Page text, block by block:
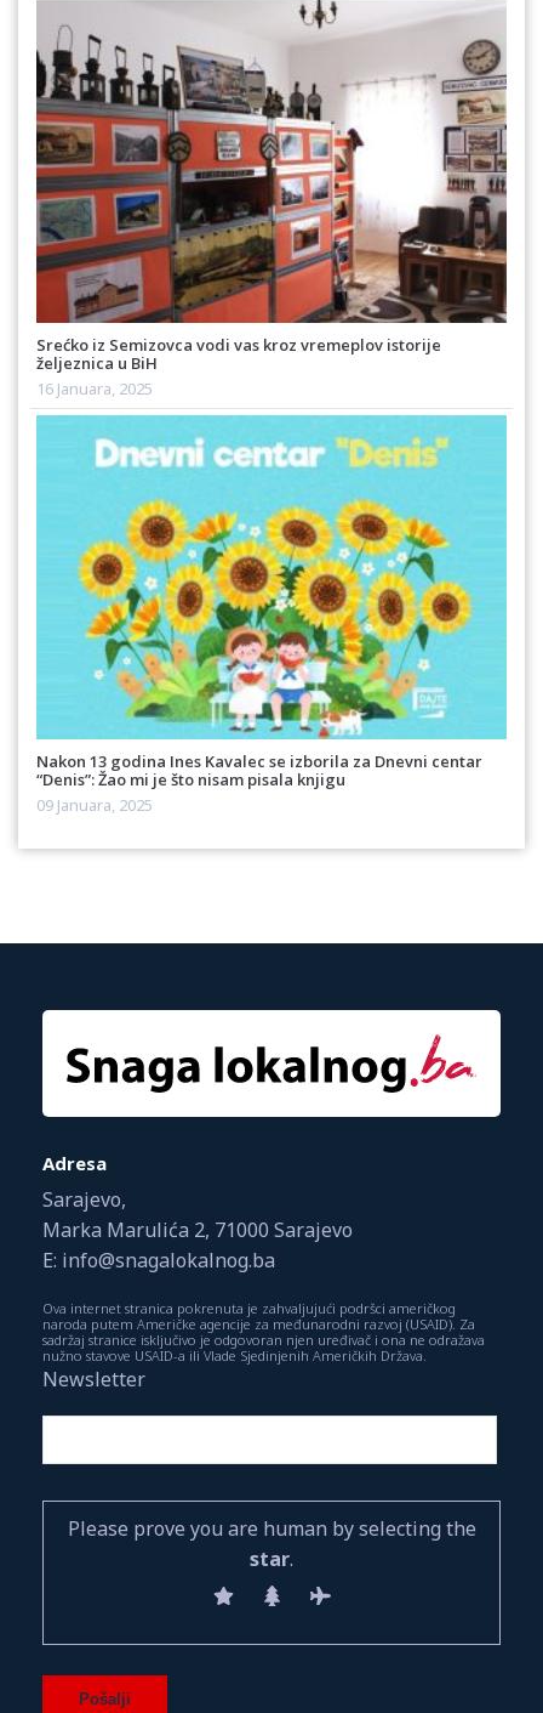
Srećko iz Semizovca vodi vas kroz vremeplov istorije
željeznica u BiH
16 Januara, 2025
Nakon 13 godina Ines Kavalec se izborila za Dnevni centar
“Denis”: Žao mi je što nisam pisala knjigu
09 Januara, 2025
Adresa
Sarajevo,
Marka Marulića 2, 71000 Sarajevo
E: info@snagalokalnog.ba
Ova internet stranica pokrenuta je zahvaljujući podršci američkog
naroda putem Američke agencije za međunarodni razvoj (USAID). Za
sadržaj stranice isključivo je odgovoran njen uređivač i ona ne odražava
nužno stavove USAID-a ili Vlade Sjedinjenih Američkih Država.
Newsletter
Please prove you are human by selecting the
star.